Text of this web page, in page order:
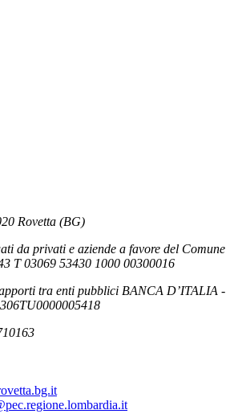
Rovetta (BG)
da privati e aziende a favore del Comune
T 03069 53430 1000 00300016
tra enti pubblici BANCA D’ITALIA -